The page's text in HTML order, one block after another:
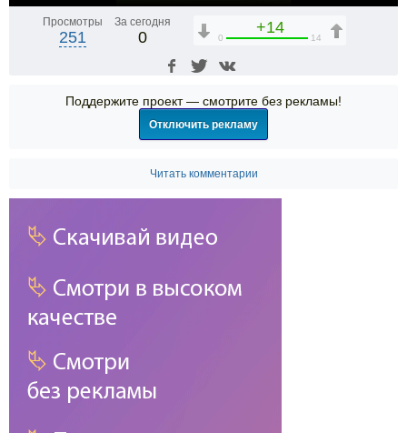
Просмотры
251
За сегодня
0
+14
0 14
Поддержите проект — смотрите без рекламы!
Отключить рекламу
Читать комментарии